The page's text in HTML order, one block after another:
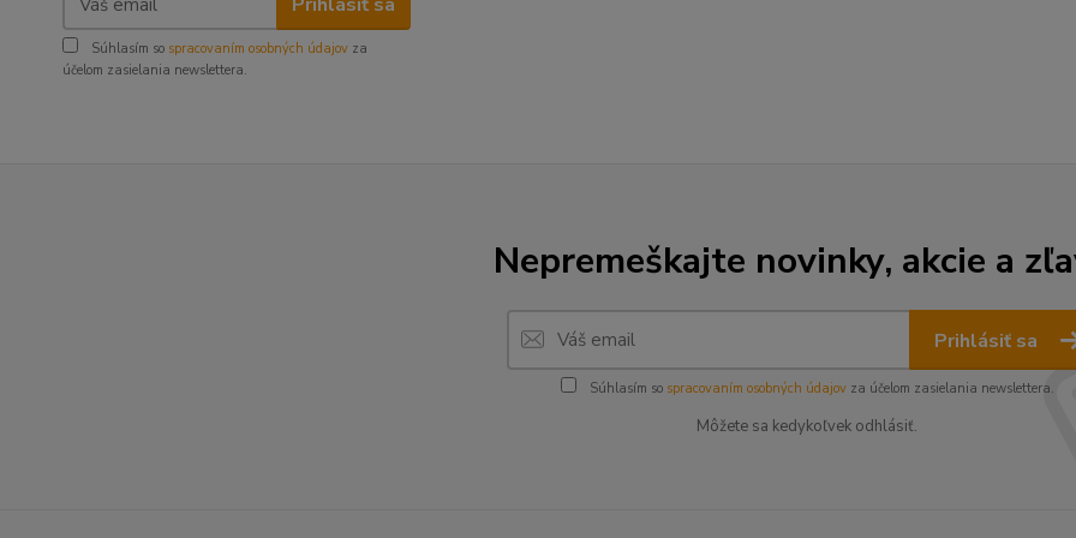
Súhlasím so spracovaním osobných údajov za
účelom zasielania newslettera.
Nepremeškajte novinky, akcie a
Prihlásiť sa
Súhlasím so spracovaním osobných údajovza účelom zasielania newslettera.
Môžete sa kedykoľvek odhlásiť.